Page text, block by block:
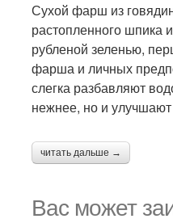
Сухой фарш из
растопленного шпика
рубленой зеленью,
фарша и личных
слегка разбавляют
нежнее, но и
читать дальше →
Вас может